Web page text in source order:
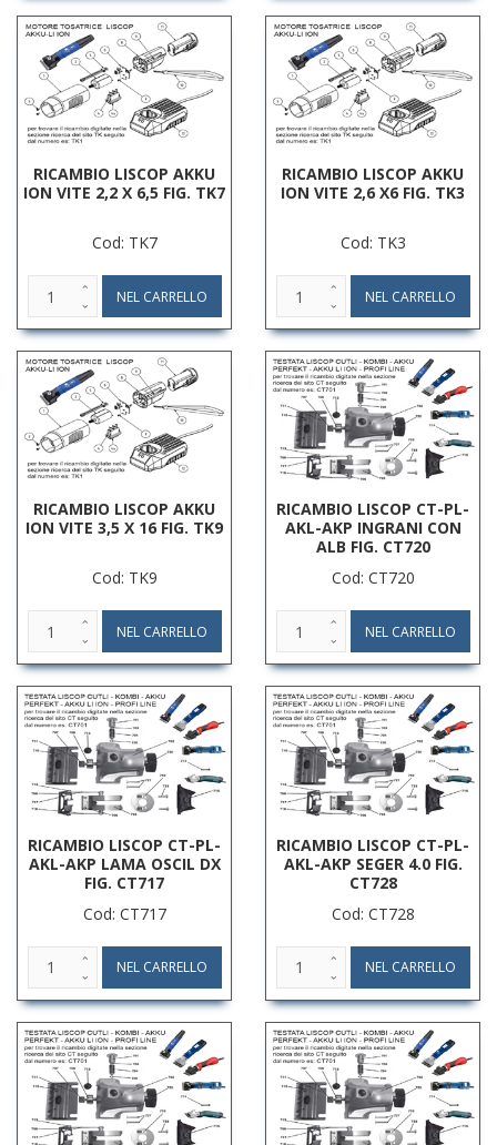
RICAMBIO LISCOP AKKU
ION VITE 2,2 X 6,5 FIG. TK7
Cod: TK7
RICAMBIO LISCOP AKKU
ION VITE 2,6 X6 FIG. TK3
Cod: TK3
RICAMBIO LISCOP AKKU
ION VITE 3,5 X 16 FIG. TK9
Cod: TK9
RICAMBIO LISCOP CT-PL-
AKL-AKP INGRANI CON
ALB FIG. CT720
Cod: CT720
RICAMBIO LISCOP CT-PL-
AKL-AKP LAMA OSCIL DX
FIG. CT717
Cod: CT717
RICAMBIO LISCOP CT-PL-
AKL-AKP SEGER 4.0 FIG.
CT728
Cod: CT728